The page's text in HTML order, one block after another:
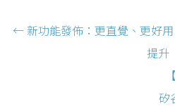
Post navigation
←新功能發佈：更直覺、更好
提升
矽